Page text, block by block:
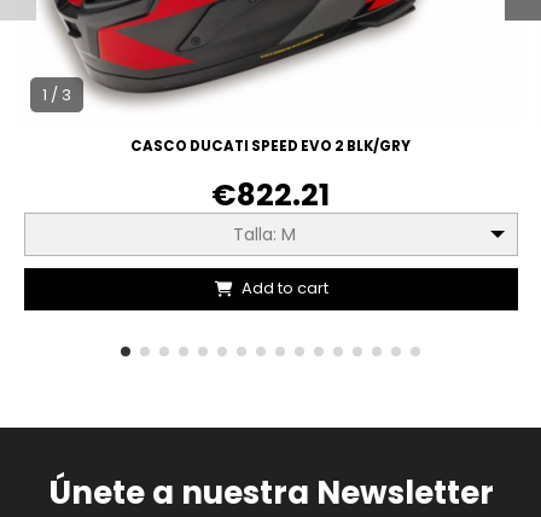
1 / 3
CASCO DUCATI SPEED EVO 2 BLK/GRY
€822.21
Talla: M
Add to cart
Únete a nuestra Newsletter